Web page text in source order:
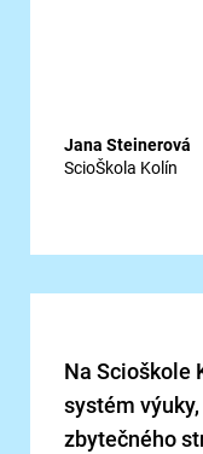
Jana Steinerová
ScioŠkola Kolín
Na Scioškole
systém
zbytečného